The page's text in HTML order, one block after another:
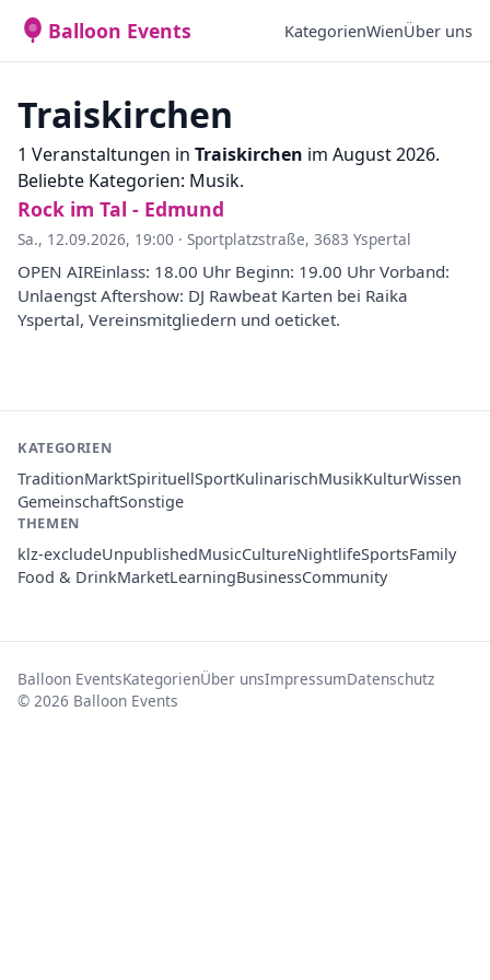
Balloon Events KategorienWienÜber uns
Traiskirchen
1 Veranstaltungen in Traiskirchen im August 2026.
Beliebte Kategorien: Musik.
Rock im Tal - Edmund
Sa., 12.09.2026, 19:00 · Sportplatzstraße, 3683 Yspertal
OPEN AIREinlass: 18.00 Uhr Beginn: 19.00 Uhr Vorband:
Unlaengst Aftershow: DJ Rawbeat Karten bei Raika
Yspertal, Vereinsmitgliedern und oeticket.
KATEGORIEN
TraditionMarktSpirituellSportKulinarischMusikKulturWissen
GemeinschaftSonstige
THEMEN
klz-excludeUnpublishedMusicCultureNightlifeSportsFamily
Food & DrinkMarketLearningBusinessCommunity
Balloon EventsKategorienÜber unsImpressumDatenschutz
© 2026 Balloon Events